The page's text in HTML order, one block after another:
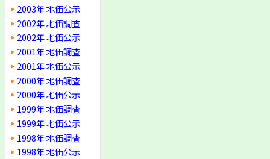
2003年 地価公示
2002年 地価調査
2002年 地価公示
2001年 地価調査
2001年 地価公示
2000年 地価調査
2000年 地価公示
1999年 地価調査
1999年 地価公示
1998年 地価調査
1998年 地価公示